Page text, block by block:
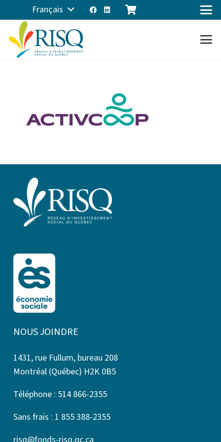
Français
NOUS JOINDRE
1431, rue Fullum, bureau 208
Montréal (Québec) H2K 0B5
Téléphone : 514 866-2355
Sans frais : 1 855 388-2355